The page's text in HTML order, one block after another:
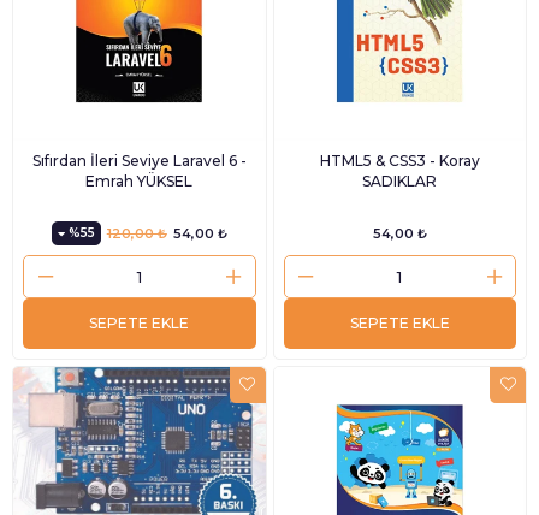
Sıfırdan İleri Seviye Laravel 6 -
Emrah YÜKSEL
%55 54,00 ₺
120,00 ₺
SEPETE EKLE
HTML5 & CSS3 - Koray
SADIKLAR
54,00 ₺
SEPETE EKLE